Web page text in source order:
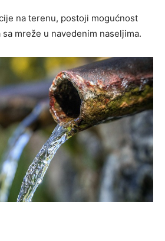
na terenu, postoji mogućnost
mreže u navedenim naseljima.